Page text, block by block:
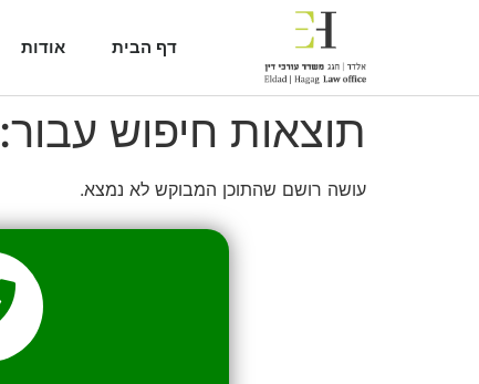
דף הבית אודות
תוצאות חיפוש עבור:
עושה רושם שהתוכן המבוקש לא נמצא.